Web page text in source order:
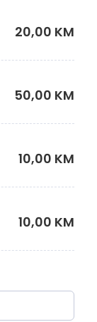
20,00 KM
50,00 KM
10,00 KM
10,00 KM